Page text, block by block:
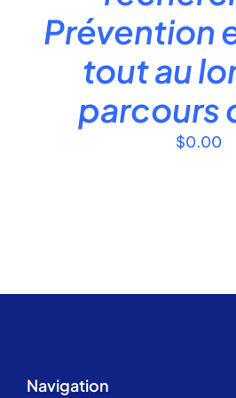
Prévention
tout au
parcours
$0.00
Navigation